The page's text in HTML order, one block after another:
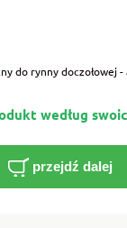
do rynny doczołowej
przejdź dalej